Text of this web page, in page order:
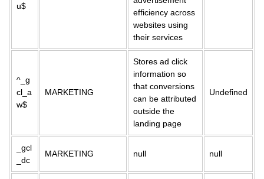
u$
efficiency across
websites using
their services
^_g
cl_a
w$
MARKETING
Stores ad click
information so
that conversions
can be attributed
outside the
landing page
Undefined
_gcl
_dc
MARKETING null null